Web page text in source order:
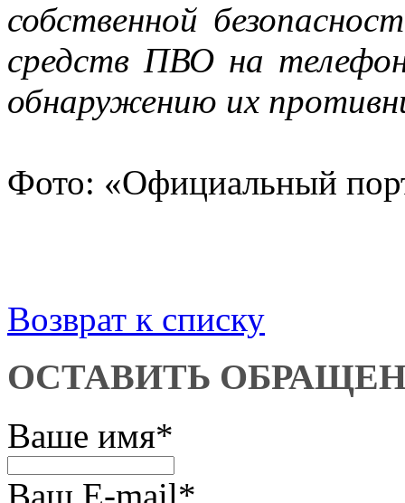
собственной
средств ПВО на
обнаружению их
Фото: «Официальный
Возврат к списку
ОСТАВИТЬ
Ваше имя*